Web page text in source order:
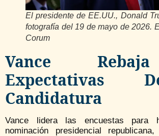
El presidente de EE.UU., Donald
fotografía del 19 de mayo de 2026.
Corum
Vance
Expectativas
Candidatura
Vance lidera las encuestas para
nominación presidencial